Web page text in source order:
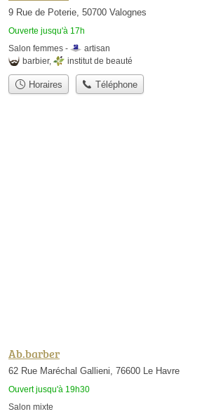
9 Rue de Poterie, 50700 Valognes
Ouverte jusqu'à 17h
Salon femmes -
artisan
barbier, institut de beauté
Horaires Téléphone
Ab.barber
62 Rue Maréchal Gallieni, 76600 Le Havre
Ouvert jusqu'à 19h30
Salon mixte